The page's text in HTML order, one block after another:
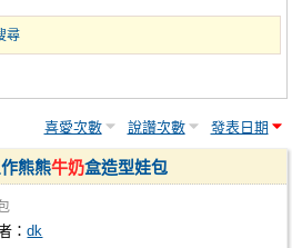
尋
喜愛次數 說讚次數 發表日期
熊熊牛奶盒造型娃包
：dk